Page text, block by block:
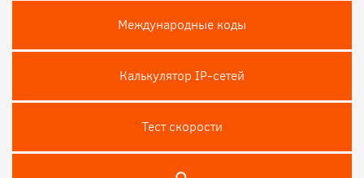
Международные коды
Калькулятор IP-сетей
Тест скороcти